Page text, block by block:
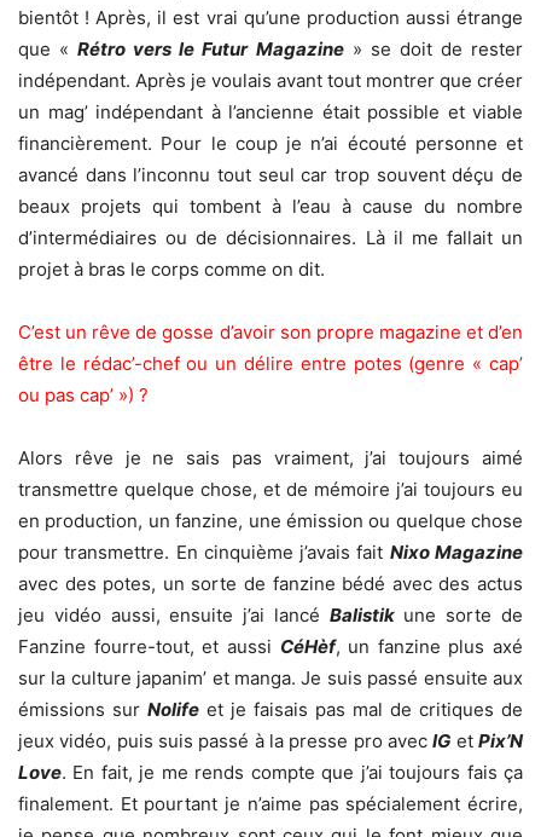
bientôt ! Après, il est vrai qu’une production aussi étrange
que «Rétro vers le Futur Magazine» se doit de rester
indépendant. Après je voulais avant tout montrer que créer
un mag’ indépendant à l’ancienne était possible et viable
financièrement. Pour le coup je n’ai écouté personne et
avancé dans l’inconnu tout seul car trop souvent déçu de
beaux projets qui tombent à l’eau à cause du nombre
d’intermédiaires ou de décisionnaires. Là il me fallait un
projet à bras le corps comme on dit.
C’est un rêve de gosse d’avoir son propre magazine et d’en
être le rédac’-chef ou un délire entre potes (genre « cap’
ou pas cap’ ») ?
Alors rêve je ne sais pas vraiment, j’ai toujours aimé
transmettre quelque chose, et de mémoire j’ai toujours eu
en production, un fanzine, une émission ou quelque chose
pour transmettre. En cinquième j’avais fait Nixo Magazine
avec des potes, un sorte de fanzine bédé avec des actus
jeu vidéo aussi, ensuite j’ai lancé Balistikune sorte de
Fanzine fourre-tout, et aussi CéHèf, un fanzine plus axé
sur la culture japanim’ et manga. Je suis passé ensuite aux
émissions sur Nolife et je faisais pas mal de critiques de
jeux vidéo, puis suis passé à la presse pro avecIG etPix’N
Love. En fait, je me rends compte que j’ai toujours fais ça
finalement. Et pourtant je n’aime pas spécialement écrire,